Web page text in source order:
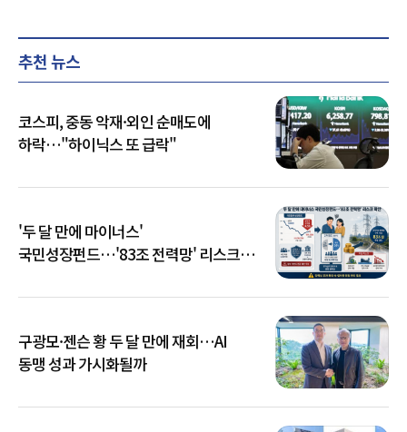
추천 뉴스
코스피, 중동 악재·외인 순매도에
하락…"하이닉스 또 급락"
'두 달 만에 마이너스'
국민성장펀드…'83조 전력망' 리스크
구광모·젠슨 황 두 달 만에 재회…AI
동맹 성과 가시화될까